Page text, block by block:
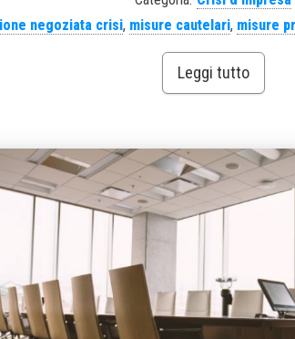
negoziata crisi, misure cautelari, misure
Leggi tutto